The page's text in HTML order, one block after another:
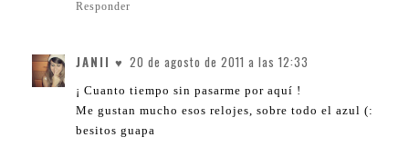
Responder
JANII ♥ 20 de agosto de 2011 a las 12:33
¡ Cuanto tiempo sin pasarme por aquí !
Me gustan mucho esos relojes, sobre todo el azul (:
besitos guapa